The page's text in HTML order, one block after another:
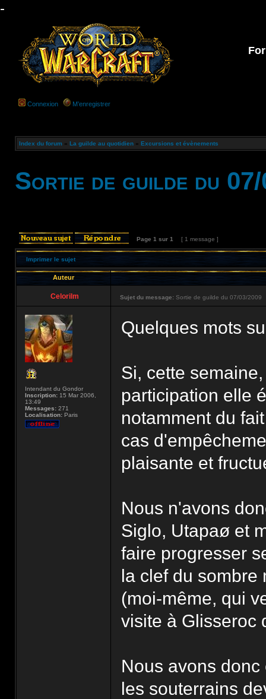
-
Connexion M’enregistrer
Index du forum » La guilde au quotidien » Excursions et évènements
Sortie de guilde du
Page 1 sur 1 [ 1 message ]
Imprimer le sujet
Auteur
Celorilm Sujet du message: Sortie de guilde du 07/03/2009
Intendant du Gondor
Inscription: 15 Mar 2006,
13:49
Messages: 271
Localisation: Paris
Quelques mots
Si, cette
participation elle
notamment du
cas
plaisante et
Nous n'avons
Siglo, Utapaø et
faire progresser
la clef du sombre
(moi-même, qui
visite à Glisseroc
Nous avons
les souterrains